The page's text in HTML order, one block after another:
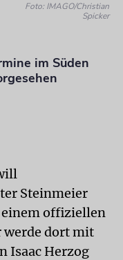
Foto: IMAGO/Christian
Spicker
im Süden
Steinmeier
einem offiziellen
werde dort mit
Isaac Herzog